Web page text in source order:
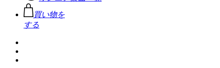
買い物を
する